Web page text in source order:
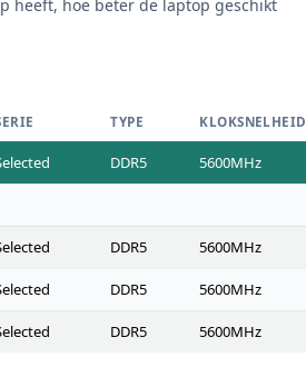
heeft, hoe beter de laptop geschikt
TYPE KLOKSNELHEID
DDR5 5600MHz
DDR5 5600MHz
DDR5 5600MHz
DDR5 5600MHz